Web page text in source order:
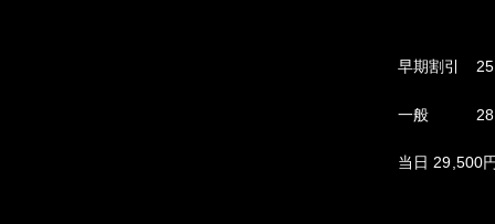
早期割引
一般
当日 29,500